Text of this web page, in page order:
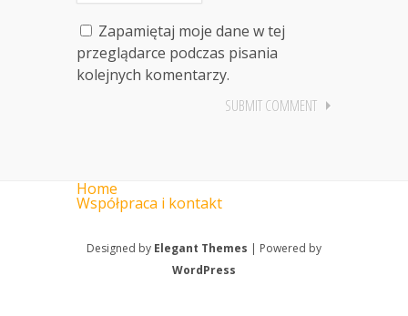
Zapamiętaj moje dane w tej
przeglądarce podczas pisania
kolejnych komentarzy.
Home
Współpraca i kontakt
Designed by Elegant Themes | Powered by
WordPress